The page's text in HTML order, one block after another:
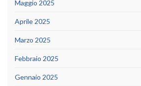
Maggio 2025
Aprile 2025
Marzo 2025
Febbraio 2025
Gennaio 2025